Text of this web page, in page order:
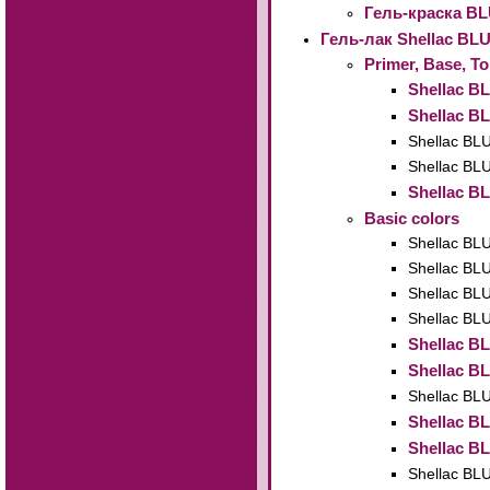
Гель-краска
Гель-лак Shellac
Primer, Base,
Shellac
Shellac
Shellac
Shellac
Shellac
Basic colors
Shellac
Shellac
Shellac
Shellac
Shellac
Shellac
Shellac
Shellac
Shellac
Shellac